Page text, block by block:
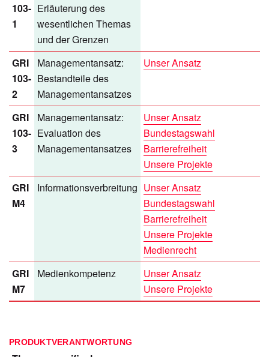
103-
1
Erläuterung des
wesentlichen Themas
und der Grenzen
GRI
103-
2
Managementansatz:
Bestandteile des
Managementansatzes
Unser Ansatz
GRI
103-
3
Managementansatz:
Evaluation des
Managementansatzes
Unser Ansatz
Bundestagswahl
Barrierefreiheit
Unsere Projekte
GRI
M4
Informationsverbreitung Unser Ansatz
Bundestagswahl
Barrierefreiheit
Unsere Projekte
Medienrecht
GRI
M7
Medienkompetenz
Unser Ansatz
Unsere Projekte
PRODUKTVERANTWORTUNG